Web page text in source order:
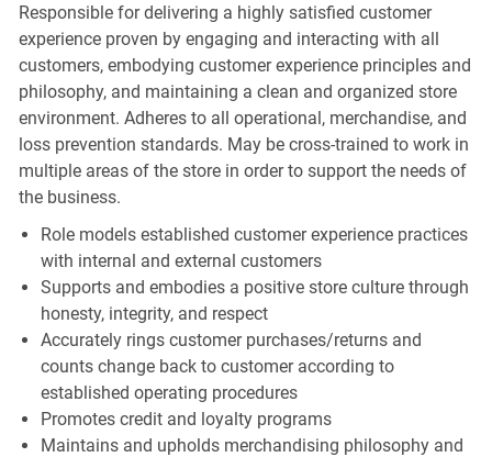
Responsible for delivering a highly satisfied customer
experience proven by engaging and interacting with all
customers, embodying customer experience principles and
philosophy, and maintaining a clean and organized store
environment. Adheres to all operational, merchandise, and
loss prevention standards. May be cross-trained to work in
multiple areas of the store in order to support the needs of
the business.
Role models established customer experience practices
with internal and external customers
Supports and embodies a positive store culture through
honesty, integrity, and respect
Accurately rings customer purchases/returns and
counts change back to customer according to
established operating procedures
Promotes credit and loyalty programs
Maintains and upholds merchandising philosophy and